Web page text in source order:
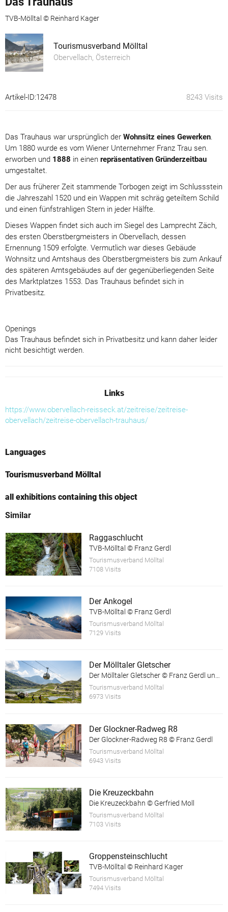
TVB-Mölltal © Reinhard Kager
Tourismusverband Mölltal
Obervellach, Österreich
Artikel-ID:12478 8243 Visits
Das Trauhaus war ursprünglich der Wohnsitz eines Gewerken.
Um 1880 wurde es vom Wiener Unternehmer Franz Trau sen.
erworben und 1888 in einen repräsentativen Gründerzeitbau
umgestaltet.
Der aus früherer Zeit stammende Torbogen zeigt im Schlussstein
die Jahreszahl 1520 und ein Wappen mit schräg geteiltem Schild
und einen fünfstrahligen Stern in jeder Hälfte.
Dieses Wappen findet sich auch im Siegel des Lamprecht Zäch,
des ersten Oberstbergmeisters in Obervellach, dessen
Ernennung 1509 erfolgte. Vermutlich war dieses Gebäude
Wohnsitz und Amtshaus des Oberstbergmeisters bis zum Ankauf
des späteren Amtsgebäudes auf der gegenüberliegenden Seite
des Marktplatzes 1553. Das Trauhaus befindet sich in
Privatbesitz.
Openings
Das Trauhaus befindet sich in Privatbesitz und kann daher leider
nicht besichtigt werden.
Links
https://www.obervellach-reisseck.at/zeitreise/zeitreise-
obervellach/zeitreise-obervellach-trauhaus/
Languages
Tourismusverband Mölltal
all exhibitions containing this object
Similar
Raggaschlucht
TVB-Mölltal © Franz Gerdl
Tourismusverband Mölltal
7108 Visits
Der Ankogel
TVB-Mölltal © Franz Gerdl
Tourismusverband Mölltal
7129 Visits
Der Mölltaler Gletscher
Der Mölltaler Gletscher © Franz Gerdl und © Andi Frank
Tourismusverband Mölltal
6973 Visits
Der Glockner-Radweg R8
Der Glockner-Radweg R8 © Franz Gerdl
Tourismusverband Mölltal
6943 Visits
Die Kreuzeckbahn
Die Kreuzeckbahn © Gerfried Moll
Tourismusverband Mölltal
7103 Visits
Groppensteinschlucht
TVB-Mölltal © Reinhard Kager
Tourismusverband Mölltal
7494 Visits